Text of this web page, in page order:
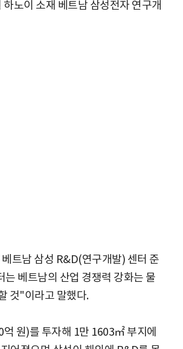
노이 소재 베트남 삼성전자 연구개
트남 삼성 R&D(연구개발) 센터 준
베트남의 산업 경쟁력 강화는 물
것"이라고 말했다.
원)를 투자해 1만 1603㎡ 부지에